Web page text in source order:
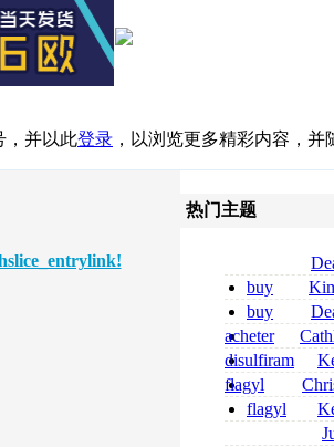
，并以此登录 ，以浏览更多精彩内容，
热门主题
tizanidine
sans
buy
zolpidem usa
buy
pregabalin 300
pregabalin 300
acheter
dapsone site
disulfiram
sans
flagyl
senza
flagyl si può co
flagyl
online